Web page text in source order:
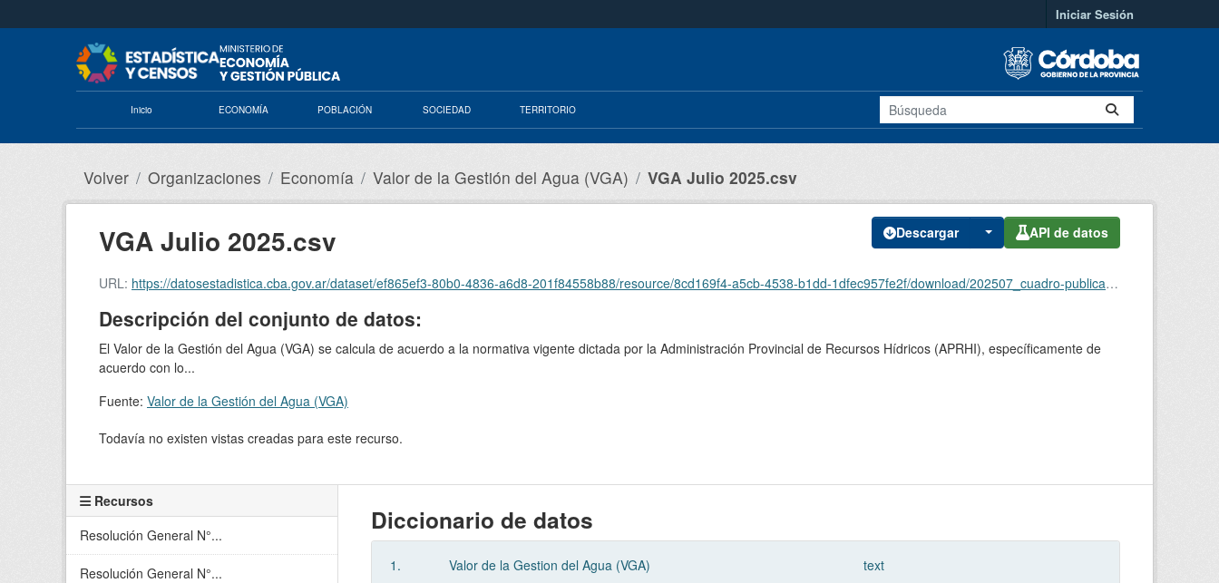
Iniciar Sesión
Inicio ECONOMÍA POBLACIÓN SOCIEDAD TERRITORIO
Volver Organizaciones Economía Valor de la Gestión del Agua (VGA) VGA Julio 2025.csv
Descargar API de datos
VGA Julio 2025.csv
URL: https://datosestadistica.cba.gov.ar/dataset/ef865ef3-80b0-4836-a6d8-201f84558b88/resource/8cd169f4-a5cb-4538-b1dd-1dfec957fe2f/download/202507_cuadro-publicacion-vga.csv
Descripción del conjunto de datos:
El Valor de la Gestión del Agua (VGA) se calcula de acuerdo a la normativa vigente dictada por la Administración Provincial de Recursos Hídricos (APRHI), específicamente de
acuerdo con lo...
Fuente: Valor de la Gestión del Agua (VGA)
Todavía no existen vistas creadas para este recurso.
Recursos
Resolución General N°...
Resolución General N°...
Diccionario de datos
1. Valor de la Gestion del Agua (VGA) text